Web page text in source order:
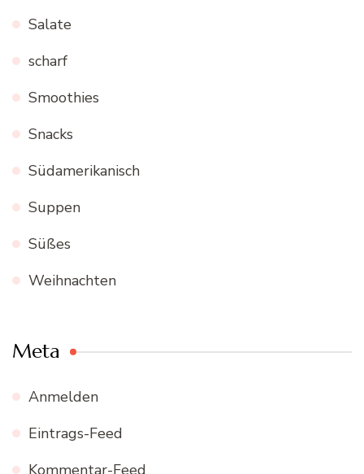
Salate
scharf
Smoothies
Snacks
Südamerikanisch
Suppen
Süßes
Weihnachten
Meta
Anmelden
Eintrags-Feed
Kommentar-Feed